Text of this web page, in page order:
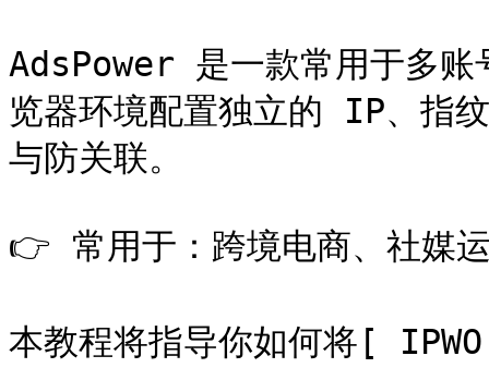
AdsPower 是一款常用于多账
览器环境配置独立的 IP、指
与防关联。
👉 常用于：跨境电商、社媒
本教程将指导你如何将[